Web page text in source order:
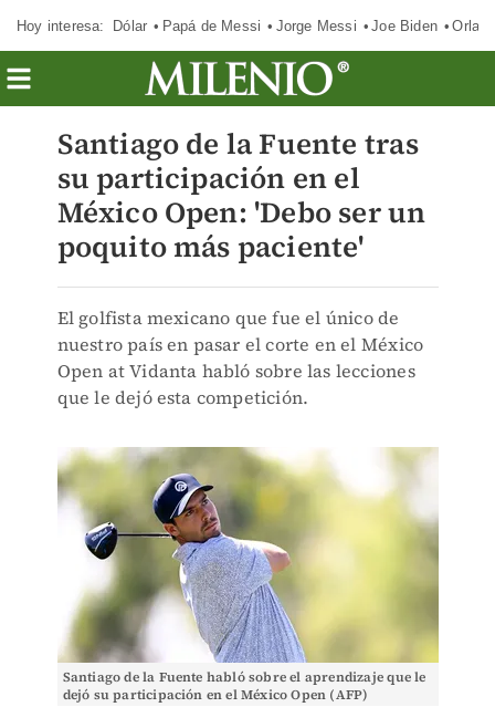
Hoy interesa: Dólar Papá de Messi Jorge Messi Joe Biden
Santiago de la Fuente tras
su participación en el
México Open: 'Debo ser un
poquito más paciente'
El golfista mexicano que fue el único de
nuestro país en pasar el corte en el México
Open at Vidanta habló sobre las lecciones
que le dejó esta competición.
Santiago de la Fuente habló sobre el aprendizaje que le
dejó su participación en el México Open (AFP)